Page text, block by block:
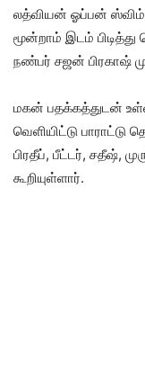
லத்வியன் ஓப்பன்
மூன்றாம் இடம்
நண்பர் சஜன் பிரகாஷ்
மகன் பதக்கத்துடன்
வெளியிட்டு பாராட்டு
பிரதீப், பீட்டர், சதீஷ்,
கூறியுள்ளார்.